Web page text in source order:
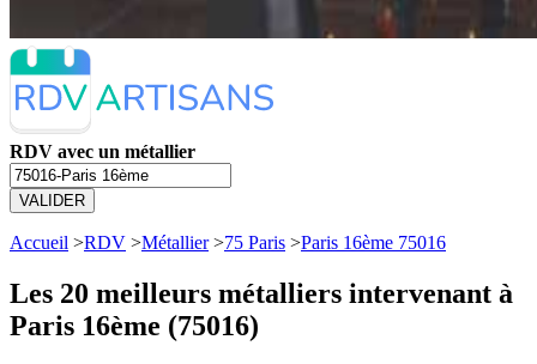
RDV avec un métallier
VALIDER
Accueil >RDV >Métallier>75 Paris >Paris 16ème 75016
Les 20 meilleurs métalliers intervenant à
Paris 16ème (75016)